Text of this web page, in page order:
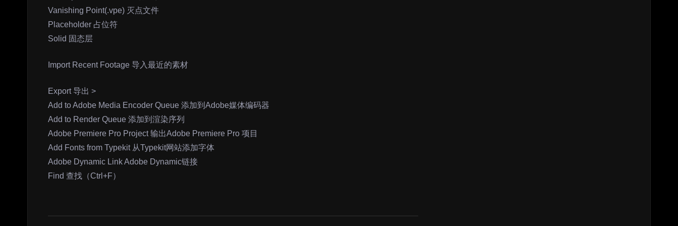
Vanishing Point(.vpe) 灭点文件
Placeholder 占位符
Solid 固态层
Import Recent Footage 导入最近的素材
Export 导出 >
Add to Adobe Media Encoder Queue 添加到Adobe媒体编码器
Add to Render Queue 添加到渲染序列
Adobe Premiere Pro Project 输出Adobe Premiere Pro 项目
Add Fonts from Typekit 从Typekit网站添加字体
Adobe Dynamic Link Adobe Dynamic链接
Find 查找（Ctrl+F）